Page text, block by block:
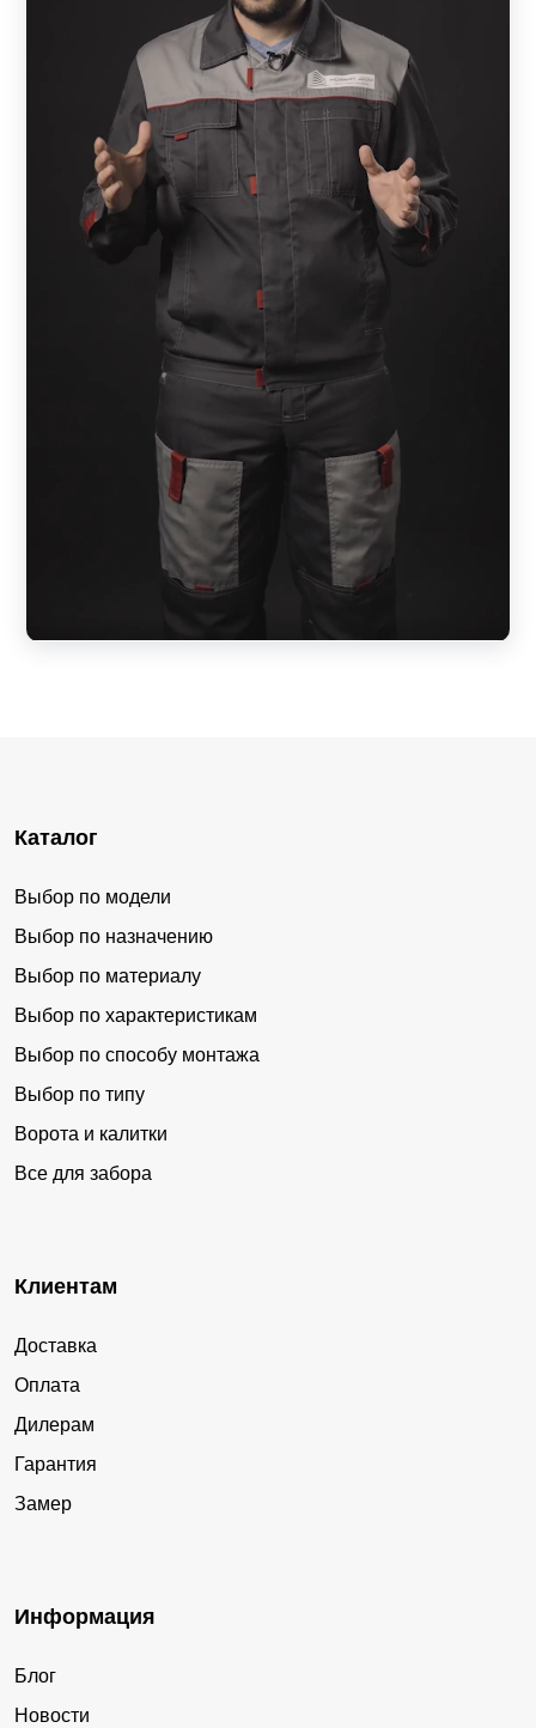
Каталог
Выбор по модели
Выбор по назначению
Выбор по материалу
Выбор по характеристикам
Выбор по способу монтажа
Выбор по типу
Ворота и калитки
Все для забора
Клиентам
Доставка
Оплата
Дилерам
Гарантия
Замер
Информация
Блог
Новости